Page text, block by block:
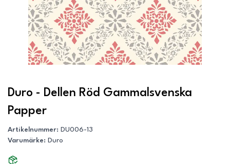
Duro - Dellen Röd Gammalsvenska
Papper
Artikelnummer: DU006-13
Varumärke: Duro